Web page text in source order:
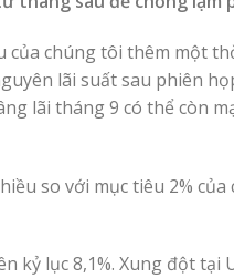
chúng tôi thêm một
lãi suất sau phiên
lãi tháng 9 có thể còn
so với mục tiêu 2% của
kỷ lục 8,1%. Xung đột tại